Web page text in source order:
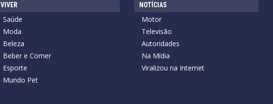
VIVER
Saúde
Moda
Beleza
Beber e Comer
Esporte
Mundo Pet
NOTÍCIAS
Motor
Televisão
Autoridades
Na Mídia
Viralizou na Internet